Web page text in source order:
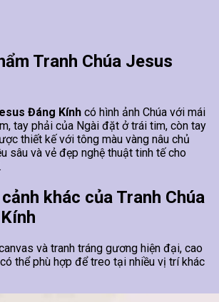
Tranh Chúa Jesus
Đáng Kính có hình ảnh Chúa với mái
tay phải của Ngài đặt ở trái tim, còn tay
thiết kế với tông màu vàng nâu chủ
sâu và vẻ đẹp nghệ thuật tinh tế cho
khác của Tranh Chúa
và tranh tráng gương hiện đại, cao
thể phù hợp để treo tại nhiều vị trí khác